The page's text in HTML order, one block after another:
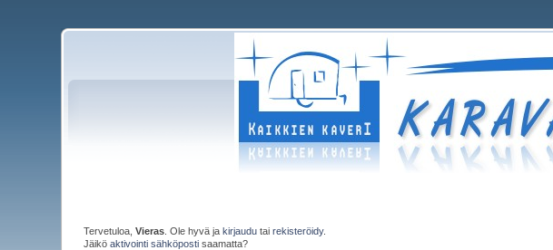
Tervetuloa,Vieras . Ole hyvä jakirjaudu tairekisteröidy.
Jäiköaktivointi sähköposti saamatta?